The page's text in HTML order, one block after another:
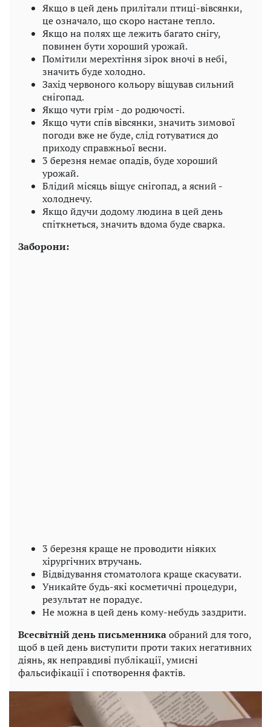
Якщо в цей день прилітали птиці-вівсянки,
це означало, що скоро настане тепло.
Якщо на полях ще лежить багато снігу,
повинен бути хороший урожай.
Помітили мерехтіння зірок вночі в небі,
значить буде холодно.
Захід червоного кольору віщував сильний
снігопад.
Якщо чути грім - до родючості.
Якщо чути спів вівсянки, значить зимової
погоди вже не буде, слід готуватися до
приходу справжньої весни.
3 березня немає опадів, буде хороший
урожай.
Блідий місяць віщує снігопад, а ясний -
холоднечу.
Якщо йдучи додому людина в цей день
спіткнеться, значить вдома буде сварка.
Заборони:
3 березня краще не проводити ніяких
хірургічних втручань.
Відвідування стоматолога краще скасувати.
Уникайте будь-які косметичні процедури,
результат не порадує.
Не можна в цей день кому-небудь заздрити.
Всесвітній день письменникаобраний для того,
щоб в цей день виступити проти таких негативних
діянь, як неправдиві публікації, умисні
фальсифікації і спотворення фактів.